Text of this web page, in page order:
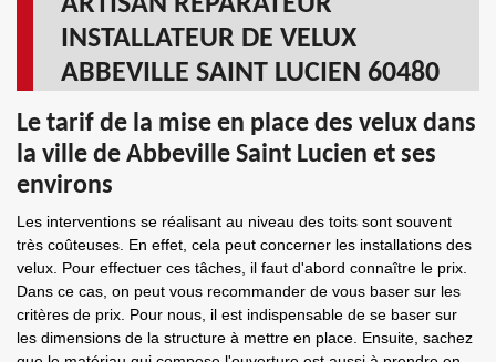
INSTALLATEUR DE VELUX
ABBEVILLE SAINT LUCIEN 60480
Le tarif de la mise en place des velux dans
la ville de Abbeville Saint Lucien et ses
environs
Les interventions se réalisant au niveau des toits sont souvent
très coûteuses. En effet, cela peut concerner les installations des
velux. Pour effectuer ces tâches, il faut d'abord connaître le prix.
Dans ce cas, on peut vous recommander de vous baser sur les
critères de prix. Pour nous, il est indispensable de se baser sur
les dimensions de la structure à mettre en place. Ensuite, sachez